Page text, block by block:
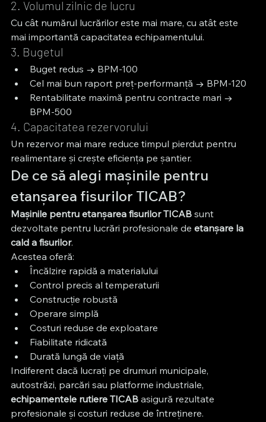
2. Volumul zilnic de lucru
Cu cât numărul lucrărilor este mai mare, cu atât este
mai importantă capacitatea echipamentului.
3. Bugetul
Buget redus → BPM-100
Cel mai bun raport preț-performanță → BPM-120
Rentabilitate maximă pentru contracte mari →
BPM-500
4. Capacitatea rezervorului
Un rezervor mai mare reduce timpul pierdut pentru
realimentare și crește eficiența pe șantier.
De ce să alegi mașinile pentru
etanșarea fisurilor TICAB?
Mașinile pentru etanșarea fisurilor TICAB sunt
dezvoltate pentru lucrări profesionale de etanșare la
cald a fisurilor.
Acestea oferă:
Încălzire rapidă a materialului
Control precis al temperaturii
Construcție robustă
Operare simplă
Costuri reduse de exploatare
Fiabilitate ridicată
Durată lungă de viață
Indiferent dacă lucrați pe drumuri municipale,
autostrăzi, parcări sau platforme industriale,
echipamentele rutiere TICAB asigură rezultate
profesionale și costuri reduse de întreținere.